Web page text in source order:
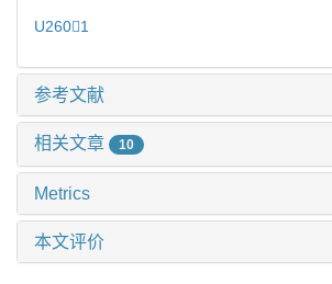
U2601
参考文献
相关文章 10
Metrics
本文评价